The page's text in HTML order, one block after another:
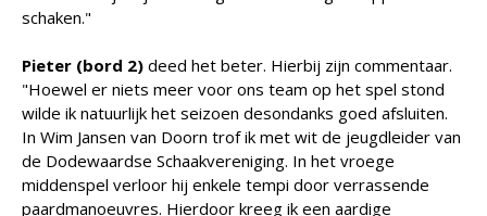
schaken."
Pieter (bord 2) deed het beter. Hierbij zijn commentaar.
"Hoewel er niets meer voor ons team op het spel stond
wilde ik natuurlijk het seizoen desondanks goed afsluiten.
In Wim Jansen van Doorn trof ik met wit de jeugdleider van
de Dodewaardse Schaakvereniging. In het vroege
middenspel verloor hij enkele tempi door verrassende
paardmanoeuvres. Hierdoor kreeg ik een aardige